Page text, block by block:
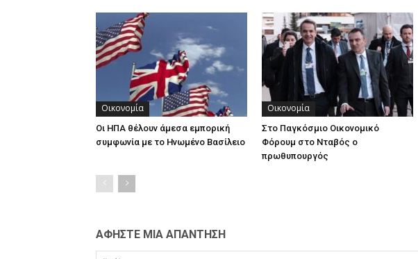
Οικονομία
Οι ΗΠΑ θέλουν άμεσα εμπορική
συμφωνία με το Ηνωμένο Βασίλειο
Οικονομία
Στο Παγκόσμιο Οικονομικό
Φόρουμ στο Νταβός ο
πρωθυπουργός
ΑΦΗΣΤΕ ΜΙΑ ΑΠΑΝΤΗΣΗ